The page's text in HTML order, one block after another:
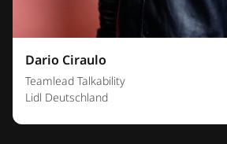
Dario Ciraulo
Teamlead Talkability
Lidl Deutschland